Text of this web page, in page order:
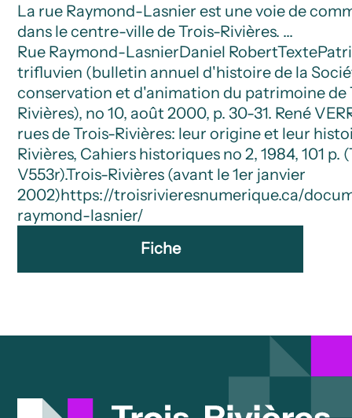
La rue Raymond-Lasnier est une voie de
dans le centre-ville de Trois-Rivières. …
Rue Raymond-LasnierDaniel RobertTexte
trifluvien (bulletin annuel d'histoire de la
conservation et d'animation du patrimoine de
Rivières), no 10, août 2000, p. 30-31. René
rues de Trois-Rivières: leur origine et leur
Rivières, Cahiers historiques no 2, 1984, 101 p.
V553r).Trois-Rivières (avant le 1er janvier
2002)https://troisrivieresnumerique.ca/
raymond-lasnier/
Fiche